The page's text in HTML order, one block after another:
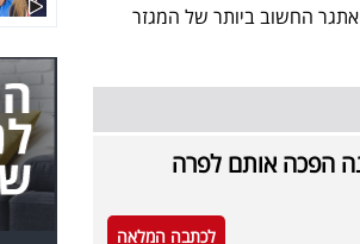
החשוב ביותר של המגזר
הפכה אותם לפרה
לכתבה המלאה